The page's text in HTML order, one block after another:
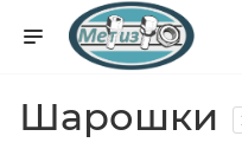
Шарошки